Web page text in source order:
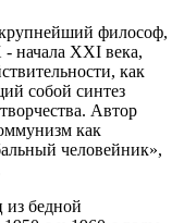
философ,
начала XXI века,
как
собой синтез
Автор
как
человейник»,
из бедной